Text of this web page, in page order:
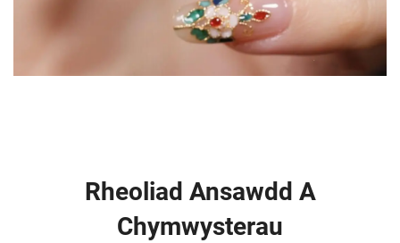
Rheoliad Ansawdd A
Chymwysterau